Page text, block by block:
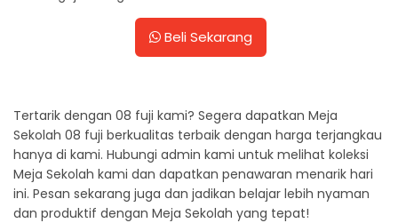
Beli Sekarang
Tertarik dengan 08 fuji kami? Segera dapatkan Meja
Sekolah 08 fuji berkualitas terbaik dengan harga terjangkau
hanya di kami. Hubungi admin kami untuk melihat koleksi
Meja Sekolah kami dan dapatkan penawaran menarik hari
ini. Pesan sekarang juga dan jadikan belajar lebih nyaman
dan produktif dengan Meja Sekolah yang tepat!